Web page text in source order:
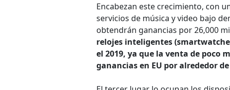
Encabezan este crecimiento, con
servicios de música y video bajo
obtendrán ganancias por 26,000
relojes inteligentes
el 2019, ya que la venta de poco
ganancias en EU por alrededor